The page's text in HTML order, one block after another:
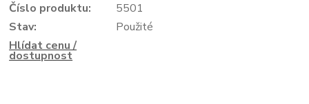
Číslo produktu:
5501
Stav:
Použité
Hlídat cenu /
dostupnost